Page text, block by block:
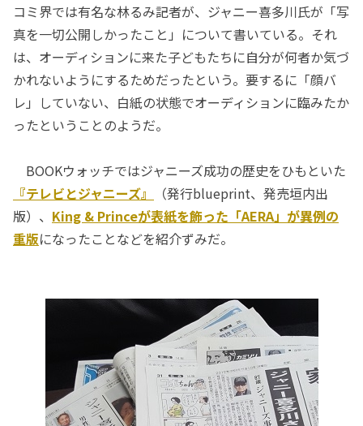
コミ界では有名な林るみ記者が、ジャニー喜多川氏が「写
真を一切公開しかったこと」について書いている。それ
は、オーディションに来た子どもたちに自分が何者か気づ
かれないようにするためだったという。要するに「顔バ
レ」していない、白紙の状態でオーディションに臨みたか
ったということのようだ。
BOOKウォッチではジャニーズ成功の歴史をひもといた
『テレビとジャニーズ』
（発行blueprint、発売垣内出
版）、 King & Princeが表紙を飾った「AERA」が異例の
重版になったことなどを紹介ずみだ。